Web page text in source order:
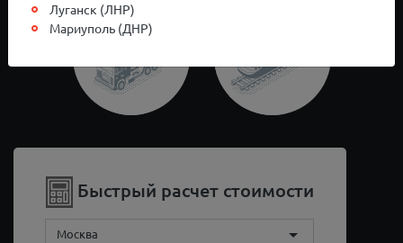
Быстрый расчет стоимости
Москва
Луганск (ЛНР)
Мариуполь (ДНР)